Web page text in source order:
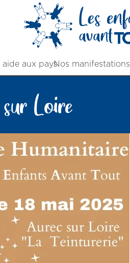
aux paysNos manifestations
Loire